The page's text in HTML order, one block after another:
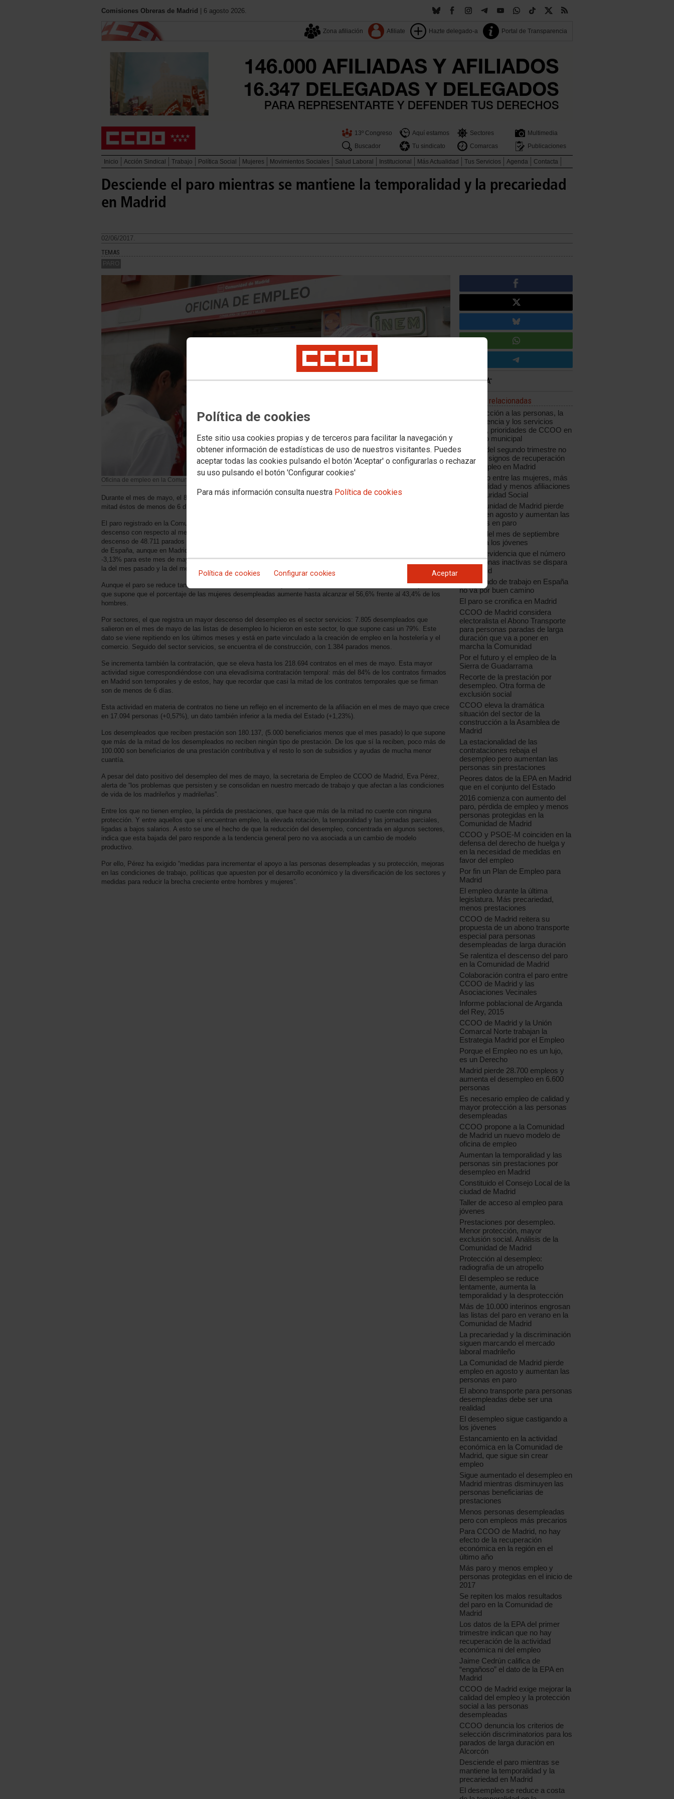
Política de cookies
Este sitio usa cookies propias y de terceros para facilitar la navegación y
obtener información de estadísticas de uso de nuestros visitantes. Puedes
aceptar todas las cookies pulsando el botón 'Aceptar' o configurarlas o rechazar
su uso pulsando el botón 'Configurar cookies'
Para más información consulta nuestra Política de cookies
Política de cookies Configurar cookies Aceptar
Comisiones Obreras de Madrid | 6 agosto 2026.
Zona afiliación Afiliate Hazte delegado-a Portal de Transparencia
13º Congreso Aquí estamos Sectores
Multimedia
Buscador
Tu sindicato Comarcas Publicaciones
Inicio Acción Sindical Trabajo Política Social Mujeres Movimientos Sociales Salud Laboral Institucional Más Actualidad Tus Servicios Agenda Contacta
Desciende el paro mientras se mantiene la temporalidad y la precariedad
en Madrid
02/06/2017.
TEMAS
PARO
Oficina de empleo en la Comunidad de Madrid
Durante el mes de mayo, el 84% de los contratos firmados en la Comunidad de Madrid fueron temporales y casi la
mitad éstos de menos de 6 días.
El paro registrado en la Comunidad de Madrid en el mes de mayo se situó en 387.543 personas, lo que supone un
descenso con respecto al mes anterior de 9.908 (-2,49%) y acumula respecto al mes de mayo del año pasado un
descenso de 48.711 parados registrados (-10,8%), un dato que va en la línea de lo que está ocurriendo en el conjunto
de España, aunque en Madrid la bajada del desempleo es algo inferior, ya que en España la reducción se sitúa en el
-3,13% para este mes de mayo y el 11,06% para la variación anual. Es también una reducción del desempleo inferior a
la del mes pasado y la del mes de mayo de 2016.
Aunque el paro se reduce tanto entre hombres como entre mujeres, se produce más lentamente entre las mujeres, lo
que supone que el porcentaje de las mujeres desempleadas aumente hasta alcanzar el 56,6% frente al 43,4% de los
hombres.
Por sectores, el que registra un mayor descenso del desempleo es el sector servicios: 7.805 desempleados que
salieron en el mes de mayo de las listas de desempleo lo hicieron en este sector, lo que supone casi un 79%. Este
dato se viene repitiendo en los últimos meses y está en parte vinculado a la creación de empleo en la hostelería y el
comercio. Seguido del sector servicios, se encuentra el de construcción, con 1.384 parados menos.
Se incrementa también la contratación, que se eleva hasta los 218.694 contratos en el mes de mayo. Esta mayor
actividad sigue correspondiéndose con una elevadísima contratación temporal: más del 84% de los contratos firmados
en Madrid son temporales y de estos, hay que recordar que casi la mitad de los contratos temporales que se firman
son de menos de 6 días.
Esta actividad en materia de contratos no tiene un reflejo en el incremento de la afiliación en el mes de mayo que crece
en 17.094 personas (+0,57%), un dato también inferior a la media del Estado (+1,23%).
Los desempleados que reciben prestación son 180.137, (5.000 beneficiarios menos que el mes pasado) lo que supone
que más de la mitad de los desempleados no reciben ningún tipo de prestación. De los que sí la reciben, poco más de
100.000 son beneficiarios de una prestación contributiva y el resto lo son de subsidios y ayudas de mucha menor
cuantía.
A pesar del dato positivo del desempleo del mes de mayo, la secretaria de Empleo de CCOO de Madrid, Eva Pérez,
alerta de “los problemas que persisten y se consolidan en nuestro mercado de trabajo y que afectan a las condiciones
de vida de los madrileños y madrileñas”.
Entre los que no tienen empleo, la pérdida de prestaciones, que hace que más de la mitad no cuente con ninguna
protección. Y entre aquellos que sí encuentran empleo, la elevada rotación, la temporalidad y las jornadas parciales,
ligadas a bajos salarios. A esto se une el hecho de que la reducción del desempleo, concentrada en algunos sectores,
indica que esta bajada del paro responde a la tendencia general pero no va asociada a un cambio de modelo
productivo.
Por ello, Pérez ha exigido “medidas para incrementar el apoyo a las personas desempleadas y su protección, mejoras
en las condiciones de trabajo, políticas que apuesten por el desarrollo económico y la diversificación de los sectores y
medidas para reducir la brecha creciente entre hombres y mujeres”.
Noticias relacionadas
La protección a las personas, la
transparencia y los servicios
públicos, prioridades de CCOO en
el ámbito municipal
La EPA del segundo trimestre no
muestra signos de recuperación
en el empleo en Madrid
Más paro entre las mujeres, más
temporalidad y menos afiliaciones
a la Seguridad Social
La Comunidad de Madrid pierde
empleo en agosto y aumentan las
personas en paro
El paro del mes de septiembre
castiga a los jóvenes
La EPA evidencia que el número
de personas inactivas se dispara
en Madrid
El mercado de trabajo en España
no va por buen camino
El paro se cronifica en Madrid
CCOO de Madrid considera
electoralista el Abono Transporte
para personas paradas de larga
duración que va a poner en
marcha la Comunidad
Por el futuro y el empleo de la
Sierra de Guadarrama
Recorte de la prestación por
desempleo. Otra forma de
exclusión social
CCOO eleva la dramática
situación del sector de la
construcción a la Asamblea de
Madrid
La estacionalidad de las
contrataciones rebaja el
desempleo pero aumentan las
personas sin prestaciones
Peores datos de la EPA en Madrid
que en el conjunto del Estado
2016 comienza con aumento del
paro, pérdida de empleo y menos
personas protegidas en la
Comunidad de Madrid
CCOO y PSOE-M coinciden en la
defensa del derecho de huelga y
en la necesidad de medidas en
favor del empleo
Por fin un Plan de Empleo para
Madrid
El empleo durante la última
legislatura. Más precariedad,
menos prestaciones
CCOO de Madrid reitera su
propuesta de un abono transporte
especial para personas
desempleadas de larga duración
Se ralentiza el descenso del paro
en la Comunidad de Madrid
Colaboración contra el paro entre
CCOO de Madrid y las
Asociaciones Vecinales
Informe poblacional de Arganda
del Rey, 2015
CCOO de Madrid y la Unión
Comarcal Norte trabajan la
Estrategia Madrid por el Empleo
Porque el Empleo no es un lujo,
es un Derecho
Madrid pierde 28.700 empleos y
aumenta el desempleo en 6.600
personas
Es necesario empleo de calidad y
mayor protección a las personas
desempleadas
CCOO propone a la Comunidad
de Madrid un nuevo modelo de
oficina de empleo
Aumentan la temporalidad y las
personas sin prestaciones por
desempleo en Madrid
Constituido el Consejo Local de la
ciudad de Madrid
Taller de acceso al empleo para
jóvenes
Prestaciones por desempleo.
Menor protección, mayor
exclusión social. Análisis de la
Comunidad de Madrid
Protección al desempleo:
radiografía de un atropello
El desempleo se reduce
lentamente, aumenta la
temporalidad y la desprotección
Más de 10.000 interinos engrosan
las listas del paro en verano en la
Comunidad de Madrid
La precariedad y la discriminación
siguen marcando el mercado
laboral madrileño
La Comunidad de Madrid pierde
empleo en agosto y aumentan las
personas en paro
El abono transporte para personas
desempleadas debe ser una
realidad
El desempleo sigue castigando a
los jóvenes
Estancamiento en la actividad
económica en la Comunidad de
Madrid, que sigue sin crear
empleo
Sigue aumentado el desempleo en
Madrid mientras disminuyen las
personas beneficiarias de
prestaciones
Menos personas desempleadas
pero con empleos más precarios
Para CCOO de Madrid, no hay
efecto de la recuperación
económica en la región en el
último año
Más paro y menos empleo y
personas protegidas en el inicio de
2017
Se repiten los malos resultados
del paro en la Comunidad de
Madrid
Los datos de la EPA del primer
trimestre indican que no hay
recuperación de la actividad
económica ni del empleo
Jaime Cedrún califica de
“engañoso” el dato de la EPA en
Madrid
CCOO de Madrid exige mejorar la
calidad del empleo y la protección
social a las personas
desempleadas
CCOO denuncia los criterios de
selección discriminatorios para los
parados de larga duración en
Alcorcón
Desciende el paro mientras se
mantiene la temporalidad y la
precariedad en Madrid
El desempleo se reduce a costa